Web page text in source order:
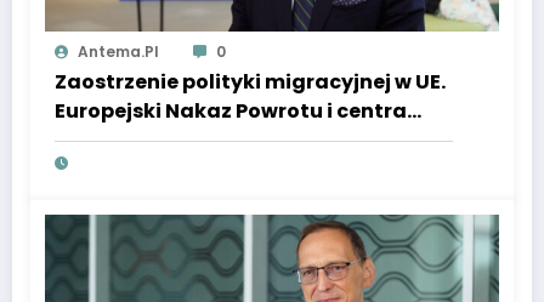
Antema.pl 0
Zaostrzenie polityki migracyjnej w UE.
Europejski Nakaz Powrotu i centra
deportacyjne w krajach trzecich